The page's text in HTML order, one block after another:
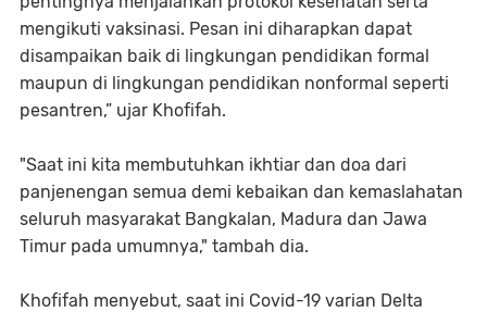
mengikuti vaksinasi. Pesan ini diharapkan dapat
disampaikan baik di lingkungan pendidikan formal
maupun di lingkungan pendidikan nonformal seperti
pesantren,” ujar Khofifah.
"Saat ini kita membutuhkan ikhtiar dan doa dari
panjenengan semua demi kebaikan dan kemaslahatan
seluruh masyarakat Bangkalan, Madura dan Jawa
Timur pada umumnya," tambah dia.
Khofifah menyebut, saat ini Covid-19 varian Delta